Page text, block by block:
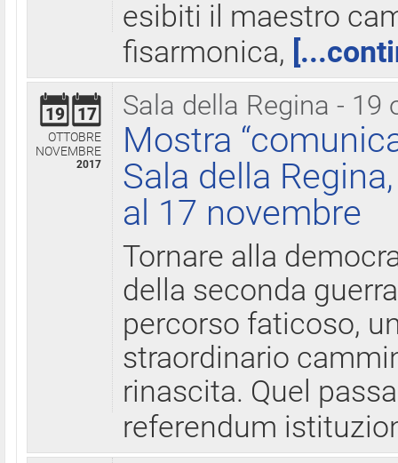
esibiti il maestro
fisarmonica,
Sala della Regina - 19
19 17
OTTOBRE
NOVEMBRE
2017
Mostra
Sala della
al 17 novembre
Tornare alla
della seconda
percorso faticoso,
straordinario
rinascita. Quel
referendum